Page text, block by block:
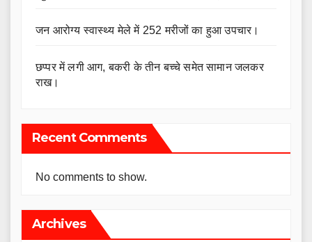
जन आरोग्य स्वास्थ्य मेले में 252 मरीजों का हुआ उपचार।
छप्पर में लगी आग, बकरी के तीन बच्चे समेत सामान जलकर
राख।
Recent Comments
No comments to show.
Archives